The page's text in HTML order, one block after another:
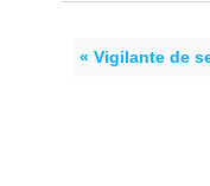
« Vigilante de